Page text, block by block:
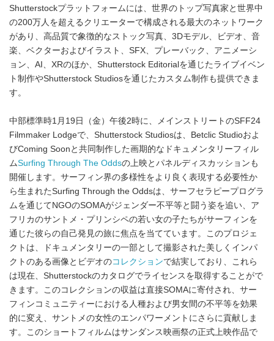
Shutterstockプラットフォームには、世界のトップ写真家と世界中
の200万人を超えるクリエーターで構成される最大のネットワーク
があり、高品質で象徴的なストック写真、3Dモデル、ビデオ、音
楽、ベクターおよびイラスト、SFX、プレーバック、アニメーシ
ョン、AI、XRのほか、Shutterstock Editorialを通じたライブイベン
ト制作やShutterstock Studiosを通じたカスタム制作も提供できま
す。
中部標準時1月19日（金）午後2時に、メインストリートのSFF24
Filmmaker Lodgeで、Shutterstock Studiosは、Betclic Studioおよ
びComing Soonと共同制作した画期的なドキュメンタリーフィル
ムSurfing Through The Oddsの上映とパネルディスカッションも
開催します。サーフィン界の多様性をより良く表現する必要性か
ら生まれたSurfing Through the Oddsは、サーフセラピープログラ
ムを通じてNGOのSOMAがジェンダー不平等と闘う姿を追い、ア
フリカのサントメ・プリンシペの若い女の子たちがサーフィンを
通じた彼らの自己発見の旅に焦点を当てています。このプロジェ
クトは、ドキュメンタリーの一部として撮影された美しくインパ
クトのある画像とビデオのコレクションで結実しており、これら
は現在、Shutterstockのカタログでライセンスを取得することがで
きます。このコレクションの収益は直接SOMAに寄付され、サー
フィンコミュニティーにおける人種および男女間の不平等を効果
的に変え、サントメの女性のエンパワーメントにさらに貢献しま
す。このショートフィルムはサンダンス映画祭の正式上映作品で